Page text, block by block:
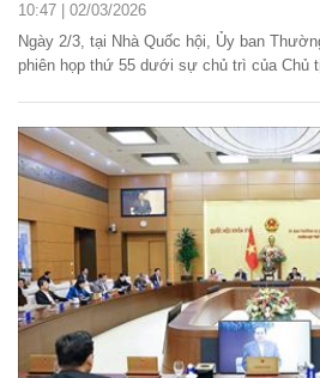
10:47 | 02/03/2026
Ngày 2/3, tại Nhà Quốc hội, Ủy ban
phiên họp thứ 55 dưới sự chủ trì của Chủ